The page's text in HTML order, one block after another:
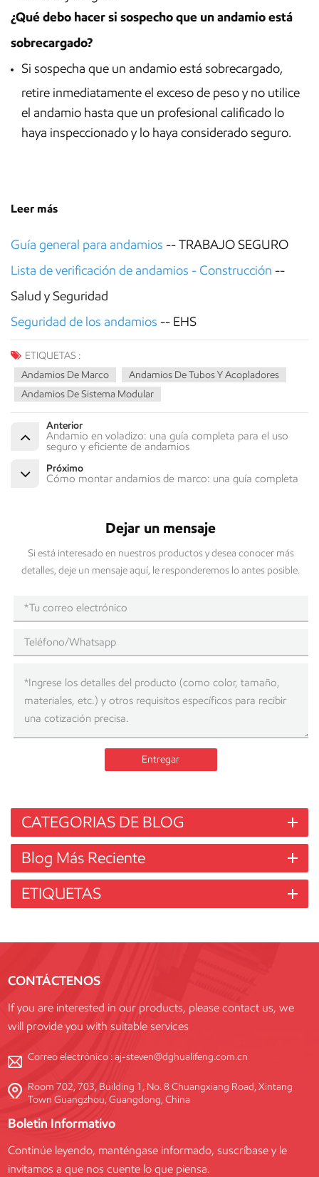
¿Qué debo hacer si sospecho que un andamio está
sobrecargado?
Si sospecha que un andamio está sobrecargado,
retire inmediatamente el exceso de peso y no utilice
el andamio hasta que un profesional calificado lo
haya inspeccionado y lo haya considerado seguro.
Leer más
Guía general para andamios -- TRABAJO SEGURO
Lista de verificación de andamios - Construcción --
Salud y Seguridad
Seguridad de los andamios -- EHS
ETIQUETAS :
Andamios De Marco
Andamios De Tubos Y Acopladores
Andamios De Sistema Modular
Anterior
Andamio en voladizo: una guía completa para el uso
seguro y eficiente de andamios
Próximo
Cómo montar andamios de marco: una guía completa
Dejar un mensaje
Si está interesado en nuestros productos y desea conocer más
detalles, deje un mensaje aquí, le responderemos lo antes posible.
Entregar
CATEGORIAS DE BLOG
Blog Más Reciente
ETIQUETAS
CONTÁCTENOS
If you are interested in our products, please contact us, we
will provide you with suitable services
Correo electrónico :aj-steven@dghualifeng.com.cn
Room 702, 703, Building 1, No. 8 Chuangxiang Road, Xintang
Town Guangzhou, Guangdong, China
Boletin Informativo
Continúe leyendo, manténgase informado, suscríbase y le
invitamos a que nos cuente lo que piensa.